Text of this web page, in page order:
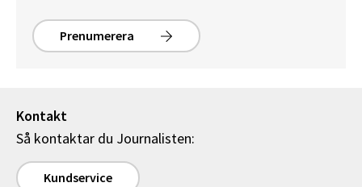
Prenumerera
Kontakt
Så kontaktar du Journalisten:
Kundservice